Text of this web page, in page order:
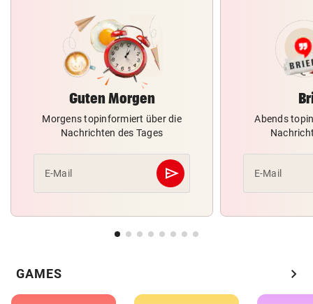
Guten Morgen
Morgens topinformiert über die
Nachrichten des Tages
E-Mail send
Abschicken
Abends
E-Mail
GAMES chevron_right